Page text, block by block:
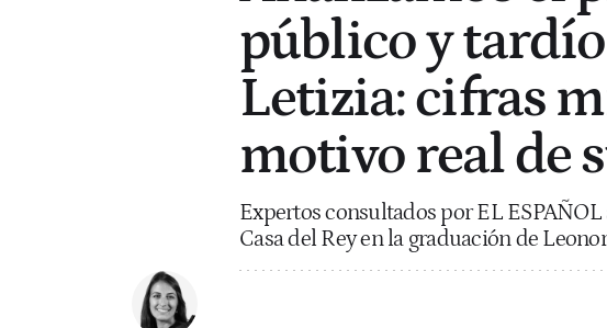
público y
Letizia: cifras
motivo real de
Expertos consultados por EL
Casa del Rey en la graduación de